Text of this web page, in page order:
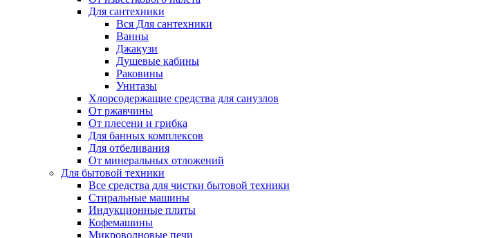
Для сантехники
Вся Для сантехники
Ванны
Джакузи
Душевые кабины
Раковины
Унитазы
Хлорсодержащие средства для санузлов
От ржавчины
От плесени и грибка
Для банных комплексов
Для отбеливания
От минеральных отложений
Для бытовой техники
Все средства для чистки бытовой техники
Стиральные машины
Индукционные плиты
Кофемашины
Микроволновые печи